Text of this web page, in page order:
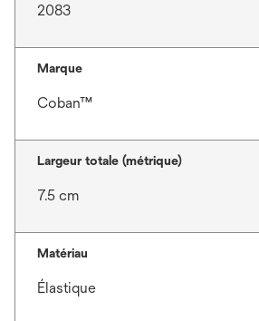
2083
Marque
Coban™
Largeur totale (métrique)
7.5 cm
Matériau
Élastique